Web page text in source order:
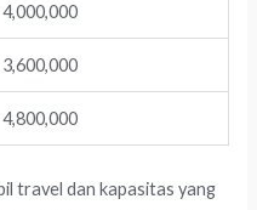
4,000,000
3,600,000
4,800,000
travel dan kapasitas yang